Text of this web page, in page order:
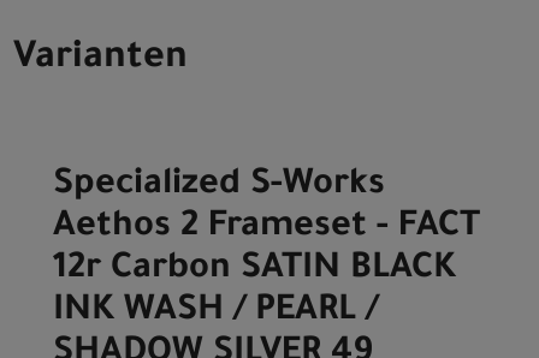
Varianten
Specialized S-Works
Aethos 2 Frameset - FACT
12r Carbon SATIN BLACK
INK WASH / PEARL /